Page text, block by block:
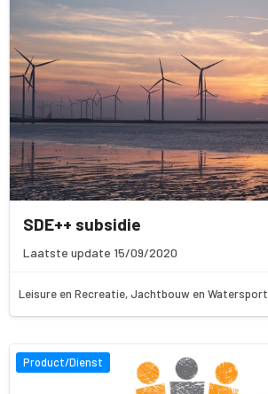
SDE++ subsidie
Laatste update 15/09/2020
Leisure en Recreatie, Jachtbouw en Watersport
Product/Dienst